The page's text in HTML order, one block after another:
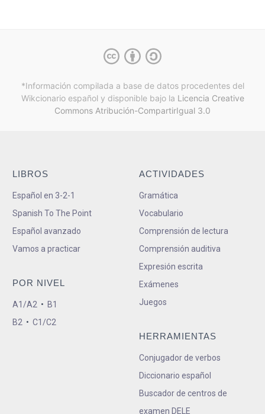
*Información compilada a base de datos procedentes del
Wikcionario español y disponible bajo la Licencia Creative
Commons Atribución-CompartirIgual 3.0
LIBROS
Español en 3-2-1
Spanish To The Point
Español avanzado
Vamos a practicar
POR NIVEL
A1/A2 • B1
B2 • C1/C2
ACTIVIDADES
Gramática
Vocabulario
Comprensión de lectura
Comprensión auditiva
Expresión escrita
Exámenes
Juegos
HERRAMIENTAS
Conjugador de verbos
Diccionario español
Buscador de centros de
examen DELE